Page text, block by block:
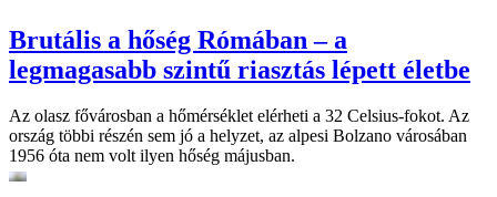
Brutális a hőség Rómában – a
legmagasabb szintű riasztás lépett életbe
Az olasz fővárosban a hőmérséklet elérheti a 32 Celsius-fokot. Az
ország többi részén sem jó a helyzet, az alpesi Bolzano városában
1956 óta nem volt ilyen hőség májusban.